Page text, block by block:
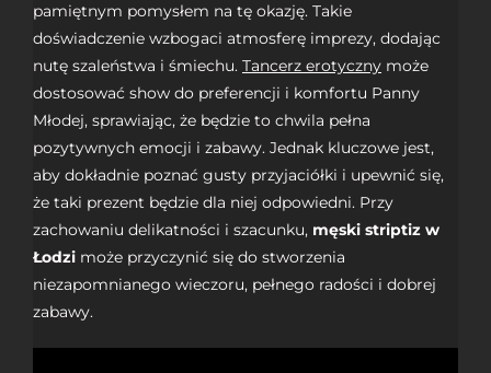
pamiętnym pomysłem na tę okazję. Takie
doświadczenie wzbogaci atmosferę imprezy, dodając
nutę szaleństwa i śmiechu. Tancerz erotycznymoże
dostosować show do preferencji i komfortu Panny
Młodej, sprawiając, że będzie to chwila pełna
pozytywnych emocji i zabawy. Jednak kluczowe jest,
aby dokładnie poznać gusty przyjaciółki i upewnić się,
że taki prezent będzie dla niej odpowiedni. Przy
zachowaniu delikatności i szacunku, męski striptiz w
Łodzimoże przyczynić się do stworzenia
niezapomnianego wieczoru, pełnego radości i dobrej
zabawy.